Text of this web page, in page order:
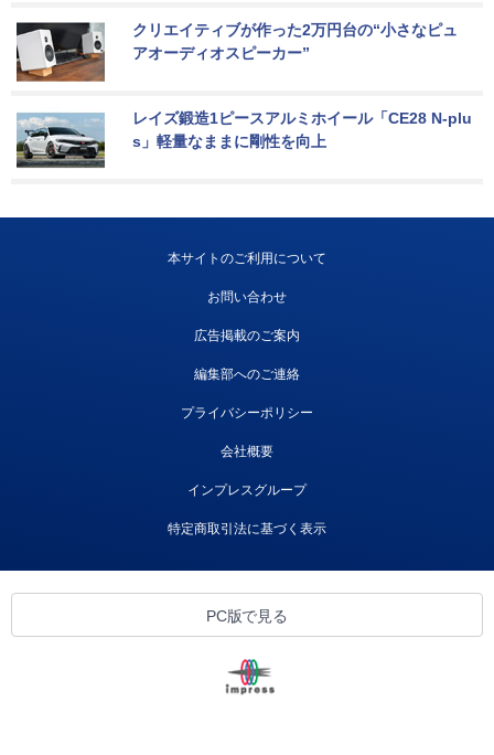
クリエイティブが作った2万円台の“小さなピュ
アオーディオスピーカー”
レイズ鍛造1ピースアルミホイール「CE28 N-plu
s」軽量なままに剛性を向上
本サイトのご利用について
お問い合わせ
広告掲載のご案内
編集部へのご連絡
プライバシーポリシー
会社概要
インプレスグループ
特定商取引法に基づく表示
PC版で見る